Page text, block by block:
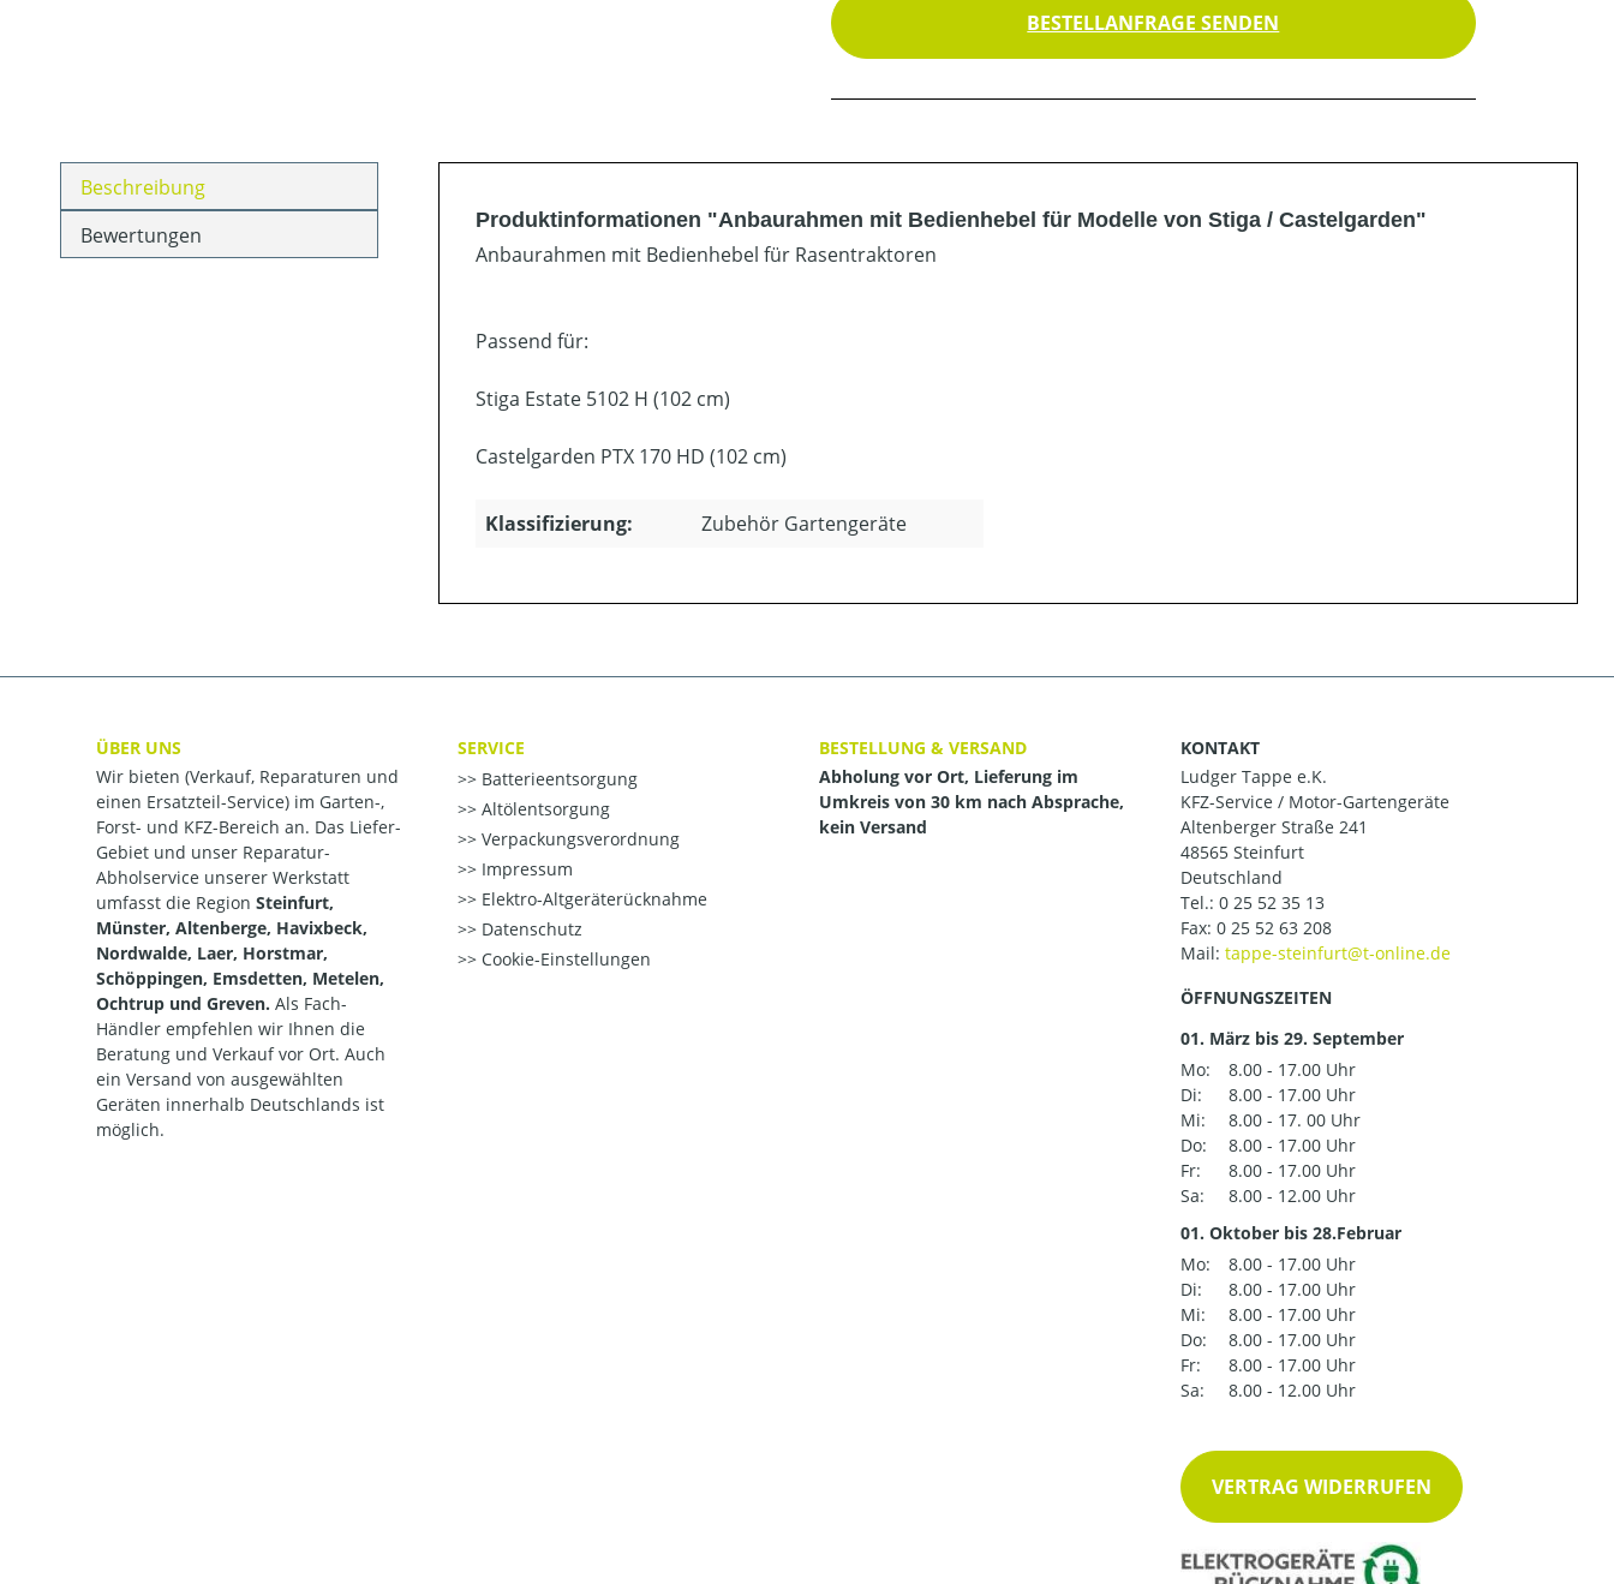
BESTELLANFRAGE SENDEN
Beschreibung
Bewertungen
Produktinformationen "Anbaurahmen mit Bedienhebel für Modelle von Stiga / Castelgarden"
Anbaurahmen mit Bedienhebel für Rasentraktoren
Passend für:
Stiga Estate 5102 H (102 cm)
Castelgarden PTX 170 HD (102 cm)
Klassifizierung: Zubehör Gartengeräte
ÜBER UNS
Wir bieten (Verkauf, Reparaturen und
einen Ersatzteil-Service) im Garten-,
Forst- und KFZ-Bereich an. Das Liefer-
Gebiet und unser Reparatur-
Abholservice unserer Werkstatt
umfasst die Region Steinfurt,
Münster, Altenberge, Havixbeck,
Nordwalde, Laer, Horstmar,
Schöppingen, Emsdetten, Metelen,
Ochtrup und Greven. Als Fach-
Händler empfehlen wir Ihnen die
Beratung und Verkauf vor Ort. Auch
ein Versand von ausgewählten
Geräten innerhalb Deutschlands ist
möglich.
SERVICE
Batterieentsorgung
Altölentsorgung
Verpackungsverordnung
Impressum
Elektro-Altgeräterücknahme
Datenschutz
Cookie-Einstellungen
BESTELLUNG & VERSAND
Abholung vor Ort, Lieferung im
Umkreis von 30 km nach Absprache,
kein Versand
KONTAKT
Ludger Tappe e.K.
KFZ-Service / Motor-Gartengeräte
Altenberger Straße 241
48565 Steinfurt
Deutschland
Tel.: 0 25 52 35 13
Fax: 0 25 52 63 208
Mail:
ÖFFNUNGSZEITEN
01. März bis 29. September
Mo:
8.00 - 17.00 Uhr
Di:
8.00 - 17.00 Uhr
Mi:
8.00 - 17. 00 Uhr
Do:
8.00 - 17.00 Uhr
Fr:
8.00 - 17.00 Uhr
Sa:
8.00 - 12.00 Uhr
01. Oktober bis 28.Februar
Mo:
8.00 - 17.00 Uhr
Di:
8.00 - 17.00 Uhr
Mi:
8.00 - 17.00 Uhr
Do:
8.00 - 17.00 Uhr
Fr:
8.00 - 17.00 Uhr
Sa:
8.00 - 12.00 Uhr
VERTRAG WIDERRUFEN